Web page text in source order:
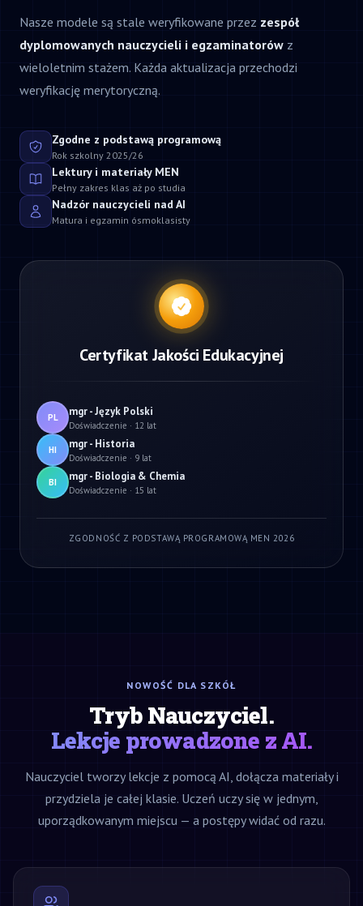
Nasze modele są stale weryfikowane przez zespół
dyplomowanych nauczycieli i egzaminatorów z
wieloletnim stażem. Każda aktualizacja przechodzi
weryfikację merytoryczną.
Zgodne z podstawą programową
Rok szkolny 2025/26
Lektury i materiały MEN
Pełny zakres klas aż po studia
Nadzór nauczycieli nad AI
Matura i egzamin ósmoklasisty
Certyfikat Jakości Edukacyjnej
PL mgr - Język Polski
Doświadczenie · 12 lat
HI mgr - Historia
Doświadczenie · 9 lat
BI mgr - Biologia & Chemia
Doświadczenie · 15 lat
ZGODNOŚĆ Z PODSTAWĄ PROGRAMOWĄ MEN 2026
NOWOŚĆ DLA SZKÓŁ
Tryb Nauczyciel.
Lekcje prowadzone z AI.
Nauczyciel tworzy lekcje z pomocą AI, dołącza materiały i
przydziela je całej klasie. Uczeń uczy się w jednym,
uporządkowanym miejscu — a postępy widać od razu.